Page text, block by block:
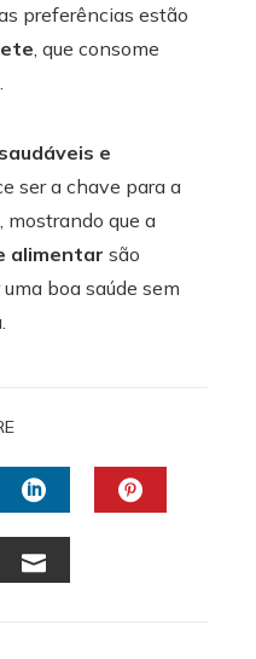
preferências estão
, que consome
e
ser a chave para a
que a
alimentar são
boa saúde sem
LINKEDIN